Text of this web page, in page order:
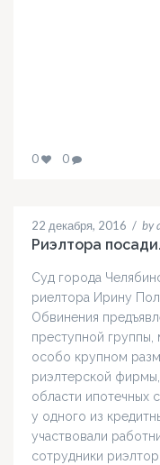
0 0
22 декабря, 2016 / by
Риэлтора
Суд города
риелтора Ирину
Обвинения
преступной
особо крупном
риэлтерской
области ипотечных
у одного из
участвовали
сотрудники